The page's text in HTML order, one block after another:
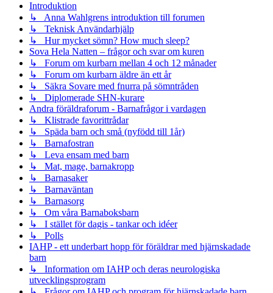
Introduktion
↳ Anna Wahlgrens introduktion till forumen
↳ Teknisk Användarhjälp
↳ Hur mycket sömn? How much sleep?
Sova Hela Natten – frågor och svar om kuren
↳ Forum om kurbarn mellan 4 och 12 månader
↳ Forum om kurbarn äldre än ett år
↳ Säkra Sovare med fnurra på sömntråden
↳ Diplomerade SHN-kurare
Andra föräldraforum - Barnafrågor i vardagen
↳ Klistrade favorittrådar
↳ Späda barn och små (nyfödd till 1år)
↳ Barnafostran
↳ Leva ensam med barn
↳ Mat, mage, barnakropp
↳ Barnasaker
↳ Barnaväntan
↳ Barnasorg
↳ Om våra Barnaboksbarn
↳ I stället för dagis - tankar och idéer
↳ Polls
IAHP - ett underbart hopp för föräldrar med hjärnskadade
barn
↳ Information om IAHP och deras neurologiska
utvecklingsprogram